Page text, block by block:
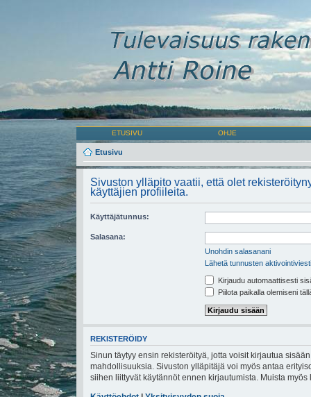
ETUSIVU OHJE
Etusivu
Sivuston ylläpito vaatii, että olet
käyttäjien profiileita.
Käyttäjätunnus:
Salasana:
Unohdin salasanani
Lähetä tunnusten
Kirjaudu automaattisesti
Piilota paikalla olemiseni
REKISTERÖIDY
Sinun täytyy ensin rekisteröityä, jotta voisit kirjautua
mahdollisuuksia. Sivuston ylläpitäjä voi myös antaa
siihen liittyvät käytännöt ennen kirjautumista. Muista